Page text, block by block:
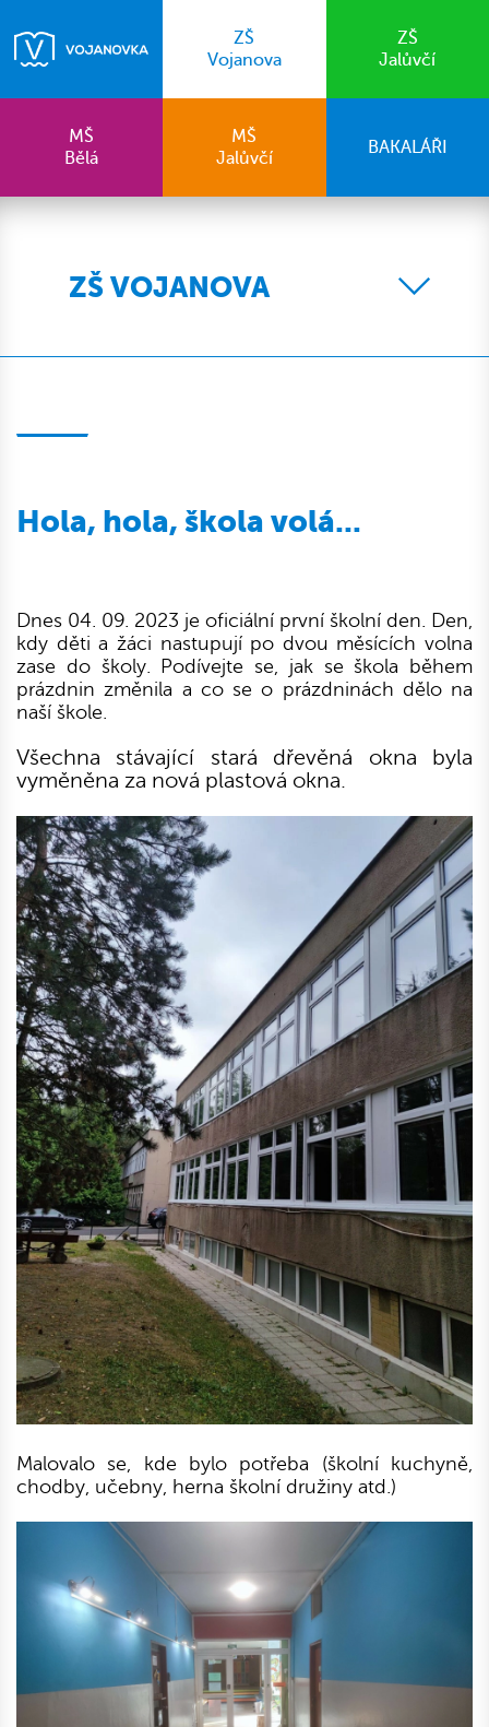
ZŠ
Vojanova
ZŠ
Jalůvčí
MŠ
Bělá
MŠ
Jalůvčí
BAKALÁŘI
ZŠ VOJANOVA
Hola, hola, škola volá...
Dnes 04. 09. 2023 je oficiální první školní den. Den,
kdy děti a žáci nastupují po dvou měsících volna
zase do školy. Podívejte se, jak se škola během
prázdnin změnila a co se o prázdninách dělo na
naší škole.
Všechna stávající stará dřevěná okna byla
vyměněna za nová plastová okna.
Malovalo se, kde bylo potřeba (školní kuchyně,
chodby, učebny, herna školní družiny atd.)